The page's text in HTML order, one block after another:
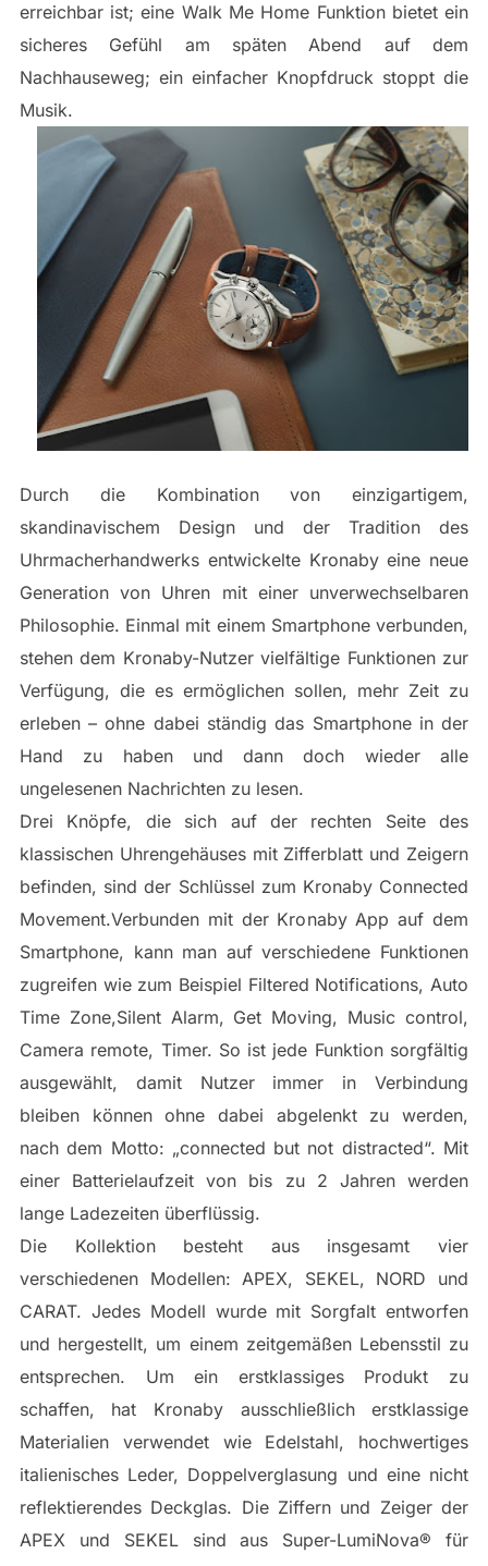
erreichbar ist; eine Walk Me Home Funktion bietet ein
sicheres Gefühl am späten Abend auf dem
Nachhauseweg; ein einfacher Knopfdruck stoppt die
Musik.
Durch die Kombination von einzigartigem,
skandinavischem Design und der Tradition des
Uhrmacherhandwerks entwickelte Kronaby eine neue
Generation von Uhren mit einer unverwechselbaren
Philosophie. Einmal mit einem Smartphone verbunden,
stehen dem Kronaby-Nutzer vielfältige Funktionen zur
Verfügung, die es ermöglichen sollen, mehr Zeit zu
erleben – ohne dabei ständig das Smartphone in der
Hand zu haben und dann doch wieder alle
ungelesenen Nachrichten zu lesen.
Drei Knöpfe, die sich auf der rechten Seite des
klassischen Uhrengehäuses mit Zifferblatt und Zeigern
befinden, sind der Schlüssel zum Kronaby Connected
Movement.Verbunden mit der Kronaby App auf dem
Smartphone, kann man auf verschiedene Funktionen
zugreifen wie zum Beispiel Filtered Notifications, Auto
Time Zone,Silent Alarm, Get Moving, Music control,
Camera remote, Timer. So ist jede Funktion sorgfältig
ausgewählt, damit Nutzer immer in Verbindung
bleiben können ohne dabei abgelenkt zu werden,
nach dem Motto: „connected but not distracted“. Mit
einer Batterielaufzeit von bis zu 2 Jahren werden
lange Ladezeiten überflüssig.
Die Kollektion besteht aus insgesamt vier
verschiedenen Modellen: APEX, SEKEL, NORD und
CARAT. Jedes Modell wurde mit Sorgfalt entworfen
und hergestellt, um einem zeitgemäßen Lebensstil zu
entsprechen. Um ein erstklassiges Produkt zu
schaffen, hat Kronaby ausschließlich erstklassige
Materialien verwendet wie Edelstahl, hochwertiges
italienisches Leder, Doppelverglasung und eine nicht
reflektierendes Deckglas. Die Ziffern und Zeiger der
APEX und SEKEL sind aus Super-LumiNova® für